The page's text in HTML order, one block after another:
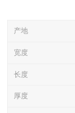
产地
宽度
长度
厚度